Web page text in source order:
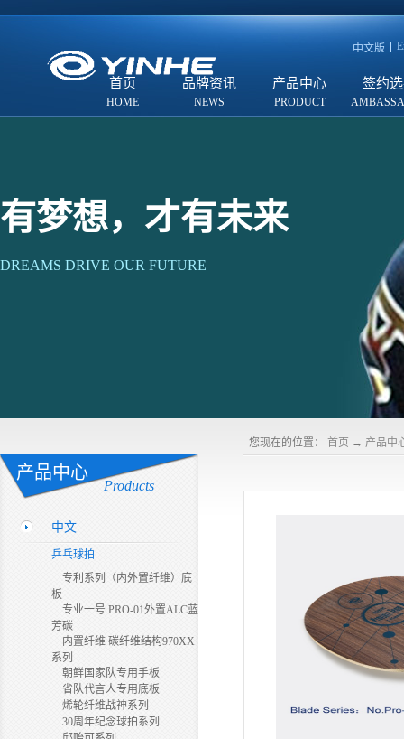
中文版
首页 品牌资讯 产品中心 签约
有梦想，才有未来
DREAMS DRIVE OUR FUTURE
产品中心
Products
中文
乒乓球拍
专利系列（内外置纤维）底
板
专业一号 PRO-01外置ALC蓝
芳碳
内置纤维 碳纤维结构970XX
系列
朝鲜国家队专用手板
省队代言人专用底板
烯轮纤维战神系列
30周年纪念球拍系列
您现在的位置： 首页 → 产品中